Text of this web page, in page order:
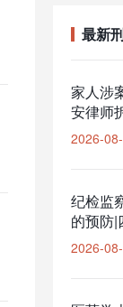
最新
家人涉
安律师
2026-
纪检监
的预防|
2026-